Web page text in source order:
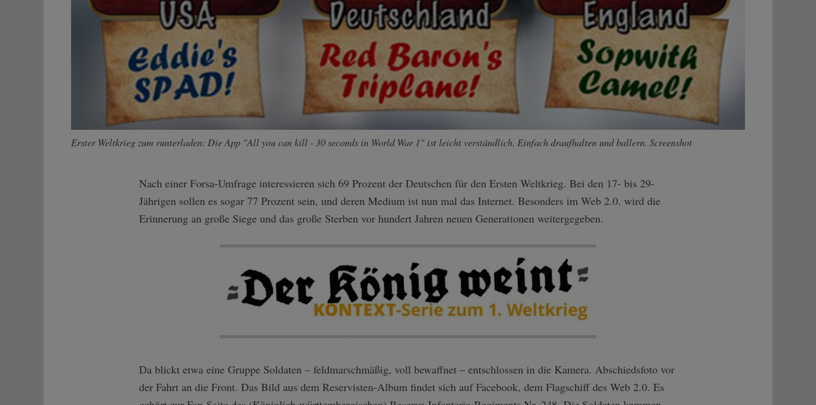
Erster Weltkrieg zum runterladen: Die App "All you can kill - 30 seconds in World War 1" ist leicht verständlich. Einfach draufhalten und ballern. Screenshot
Nach einer Forsa-Umfrage interessieren sich 69 Prozent der Deutschen für den Ersten Weltkrieg. Bei den 17- bis 29-
Jährigen sollen es sogar 77 Prozent sein, und deren Medium ist nun mal das Internet. Besonders im Web 2.0. wird die
Erinnerung an große Siege und das große Sterben vor hundert Jahren neuen Generationen weitergegeben.
Da blickt etwa eine Gruppe Soldaten – feldmarschmäßig, voll bewaffnet – entschlossen in die Kamera. Abschiedsfoto vor
der Fahrt an die Front. Das Bild aus dem Reservisten-Album findet sich auf Facebook, dem Flagschiff des Web 2.0. Es